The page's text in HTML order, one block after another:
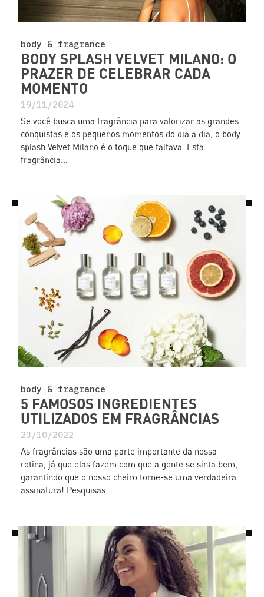
body & fragrance
BODY SPLASH VELVET MILANO: O
PRAZER DE CELEBRAR CADA
MOMENTO
19/11/2024
Se você busca uma fragrância para valorizar as grandes
conquistas e os pequenos momentos do dia a dia, o body
splash Velvet Milano é o toque que faltava. Esta
fragrância...
body & fragrance
5 FAMOSOS INGREDIENTES
UTILIZADOS EM FRAGRÂNCIAS
23/10/2022
As fragrâncias são uma parte importante da nossa
rotina, já que elas fazem com que a gente se sinta bem,
garantindo que o nosso cheiro torne-se uma verdadeira
assinatura! Pesquisas...